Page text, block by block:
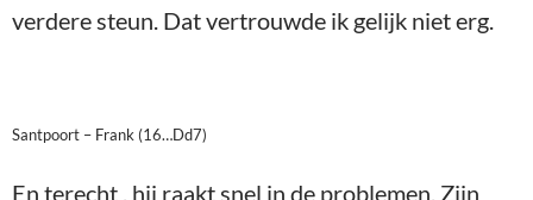
verdere steun. Dat vertrouwde ik gelijk niet erg.
Santpoort – Frank (16…Dd7)
En terecht , hij raakt snel in de problemen. Zijn